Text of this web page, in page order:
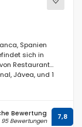
Spanien
sich in
Restaurants,
Jávea, und 1
Bewertung
95 Bewertungen 7,8